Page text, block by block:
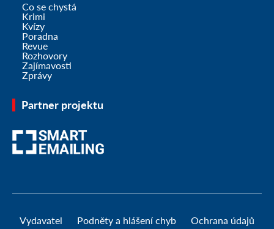
Co se chystá
Krimi
Kvízy
Poradna
Revue
Rozhovory
Zajímavosti
Zprávy
Partner projektu
Vydavatel Podněty a hlášení chyb Ochrana údajů